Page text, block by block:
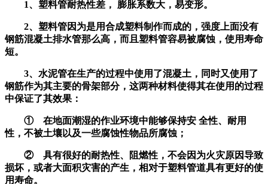
1、塑料管耐热性差， 膨胀系数大，易变形。
2、塑料管因为是用合成塑料制作而成的，强度上面没有
钢筋混凝土排水管那么高，而且塑料管容易被腐蚀，使用寿命
短。
3、水泥管在生产的过程中使用了混凝土，同时又使用了
钢筋作为其主要的骨架部分，这两种材料使得其在使用的过程
中保证了其效果：
① 在地面潮湿的作业环境中能够保持安 全性、耐用
性，不被土壤以及一些腐蚀性物品所腐蚀；
② 具有很好的耐热性、阻燃性，不会因为火灾原因导致
损坏，或者大面积灾害的产生，相对于塑料管道具有更好的使
用寿命。